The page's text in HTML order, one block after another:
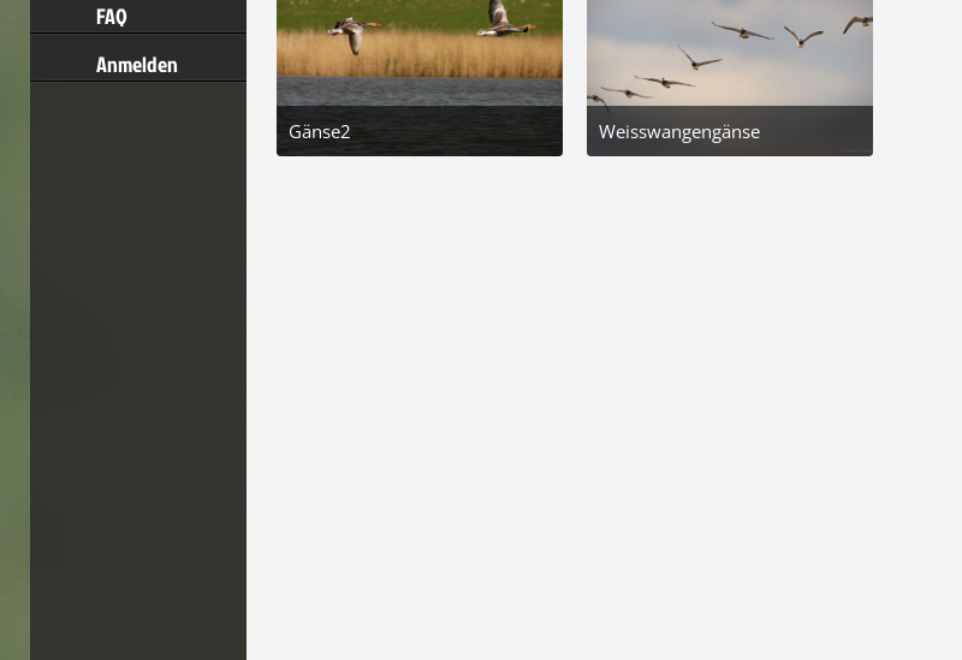
FAQ
Anmelden
Gänse2
8. November 2025 um 15:51
Weisswangengänse